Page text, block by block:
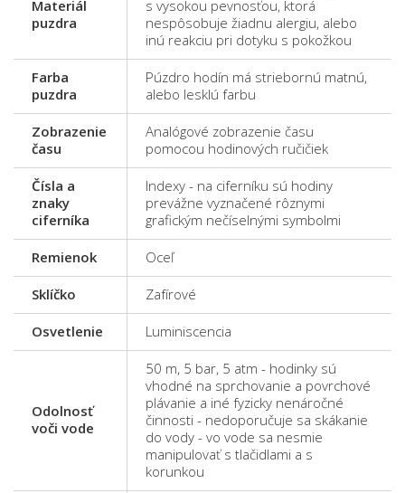
Materiál
puzdra
s vysokou pevnosťou, ktorá
nespôsobuje žiadnu alergiu, alebo
inú reakciu pri dotyku s pokožkou
Farba
puzdra
Púzdro hodín má striebornú matnú,
alebo lesklú farbu
Zobrazenie
času
Analógové zobrazenie času
pomocou hodinových ručičiek
Čísla a
znaky
ciferníka
Indexy - na ciferníku sú hodiny
prevážne vyznačené rôznymi
grafickým nečíselnými symbolmi
Remienok Oceľ
Sklíčko Zafírové
Osvetlenie Luminiscencia
Odolnosť
voči vode
50 m, 5 bar, 5 atm - hodinky sú
vhodné na sprchovanie a povrchové
plávanie a iné fyzicky nenáročné
činnosti - nedoporučuje sa skákanie
do vody - vo vode sa nesmie
manipulovať s tlačidlami a s
korunkou